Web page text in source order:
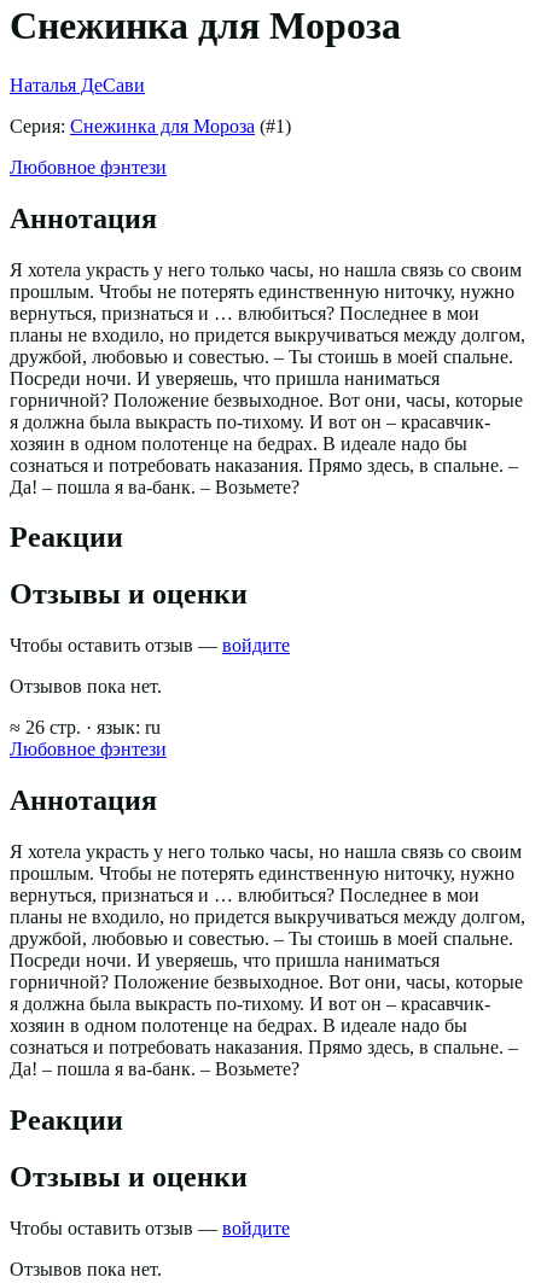
Снежинка для Мороза
Наталья ДеСави
Серия: Снежинка для Мороза (#1)
Любовное фэнтези
Аннотация
Я хотела украсть у него только часы, но нашла связь со своим
прошлым. Чтобы не потерять единственную ниточку, нужно
вернуться, признаться и … влюбиться? Последнее в мои
планы не входило, но придется выкручиваться между долгом,
дружбой, любовью и совестью. – Ты стоишь в моей спальне.
Посреди ночи. И уверяешь, что пришла наниматься
горничной? Положение безвыходное. Вот они, часы, которые
я должна была выкрасть по-тихому. И вот он – красавчик-
хозяин в одном полотенце на бедрах. В идеале надо бы
сознаться и потребовать наказания. Прямо здесь, в спальне. –
Да! – пошла я ва-банк. – Возьмете?
Реакции
Отзывы и оценки
Чтобы оставить отзыв — войдите
Отзывов пока нет.
≈ 26 стр. · язык: ru
Любовное фэнтези
Аннотация
Я хотела украсть у него только часы, но нашла связь со своим
прошлым. Чтобы не потерять единственную ниточку, нужно
вернуться, признаться и … влюбиться? Последнее в мои
планы не входило, но придется выкручиваться между долгом,
дружбой, любовью и совестью. – Ты стоишь в моей спальне.
Посреди ночи. И уверяешь, что пришла наниматься
горничной? Положение безвыходное. Вот они, часы, которые
я должна была выкрасть по-тихому. И вот он – красавчик-
хозяин в одном полотенце на бедрах. В идеале надо бы
сознаться и потребовать наказания. Прямо здесь, в спальне. –
Да! – пошла я ва-банк. – Возьмете?
Реакции
Отзывы и оценки
Чтобы оставить отзыв — войдите
Отзывов пока нет.